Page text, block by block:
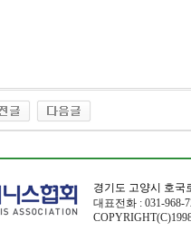
경기도 고양시 호국
대표전화 : 031-968-